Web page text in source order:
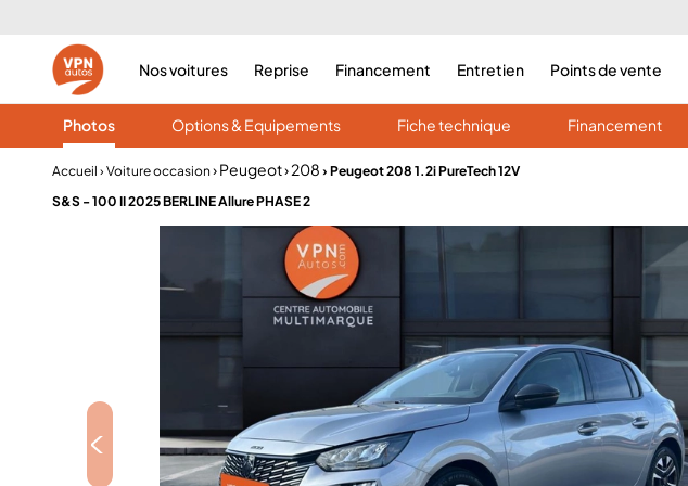
Nos voitures Reprise Financement Entretien Points de vente
Photos Options & Equipements Fiche technique Financement
Accueil › Voiture occasion › Peugeot› 208 › Peugeot 208 1.2i PureTech 12V
S&S - 100 II 2025 BERLINE Allure PHASE 2
<